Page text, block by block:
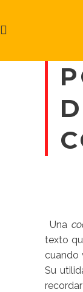
Una
texto
cuando
Su